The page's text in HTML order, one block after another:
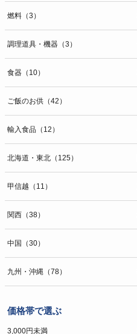
燃料（3）
調理道具・機器（3）
食器（10）
ご飯のお供（42）
輸入食品（12）
北海道・東北（125）
甲信越（11）
関西（38）
中国（30）
九州・沖縄（78）
価格帯で選ぶ
3,000円未満